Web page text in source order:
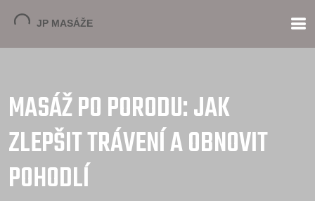
MASÁŽ PO PORODU: JAK
ZLEPŠIT TRÁVENÍ A OBNOVIT
POHODLÍ